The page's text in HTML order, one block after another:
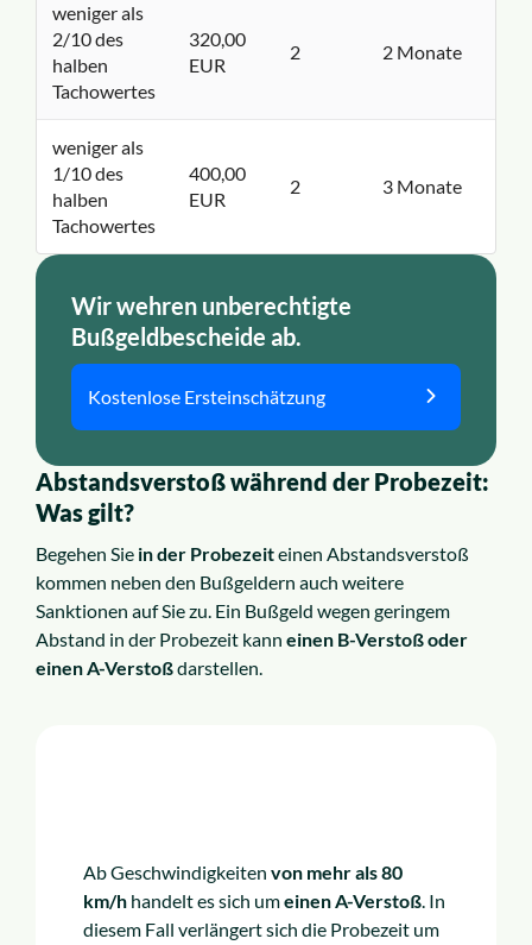
weniger als
2/10 des
halben
Tachowertes
320,00
EUR
2 2 Monate
weniger als
1/10 des
halben
Tachowertes
400,00
EUR
2 3 Monate
Wir wehren unberechtigte
Bußgeldbescheide ab.
Kostenlose Ersteinschätzung
Abstandsverstoß während der Probezeit:
Was gilt?
Begehen Sie in der Probezeiteinen Abstandsverstoß
kommen neben den Bußgeldern auch weitere
Sanktionen auf Sie zu. Ein Bußgeld wegen geringem
Abstand in der Probezeit kann einen B-Verstoß oder
einen A-Verstoßdarstellen.
Ab Geschwindigkeiten von mehr als 80
km/h handelt es sich umeinen A-Verstoß. In
diesem Fall verlängert sich die Probezeit um